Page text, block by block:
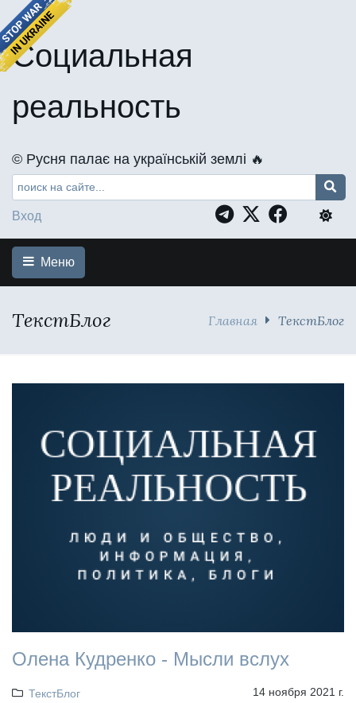
Социальная
реальность
©️ Русня палає на українській землі 🔥
Вход
Меню
ТекстБлог Главная ТекстБлог
Олена Кудренко - Мысли вслух
ТекстБлог 14 ноября 2021 г.